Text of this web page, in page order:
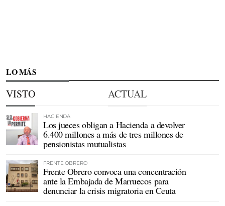
LO MÁS
VISTO ACTUAL
HACIENDA
Los jueces obligan a Hacienda a devolver
6.400 millones a más de tres millones de
pensionistas mutualistas
FRENTE OBRERO
Frente Obrero convoca una concentración
ante la Embajada de Marruecos para
denunciar la crisis migratoria en Ceuta